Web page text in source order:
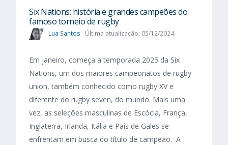
Six Nations​: história e grandes campeões do
famoso torneio de rugby
Lua Santos Última atualização: 05/12/2024
Em janeiro, começa a temporada 2025 da Six
Nations, um dos maiores campeonatos de rugby
union, também conhecido como rugby XV e
diferente do rugby seven, do mundo. Mais uma
vez, as seleções masculinas de Escócia, França,
Inglaterra, Irlanda, Itália e País de Gales se
enfrentam em busca do título de campeão. A